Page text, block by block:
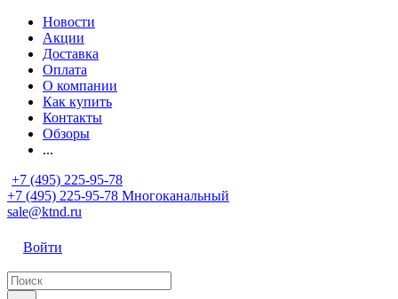
Новости
Акции
Доставка
Оплата
О компании
Как купить
Контакты
Обзоры
...
+7 (495) 225-95-78
+7 (495) 225-95-78 Многоканальный
sale@ktnd.ru
Войти